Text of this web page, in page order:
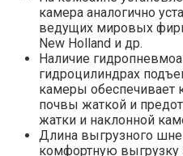
камера аналогично
ведущих мировых
New Holland и др.
Наличие
гидроцилиндрах
камеры обеспечивает
почвы жаткой и
жатки и наклонной
Длина выгрузного
комфортную выгрузку